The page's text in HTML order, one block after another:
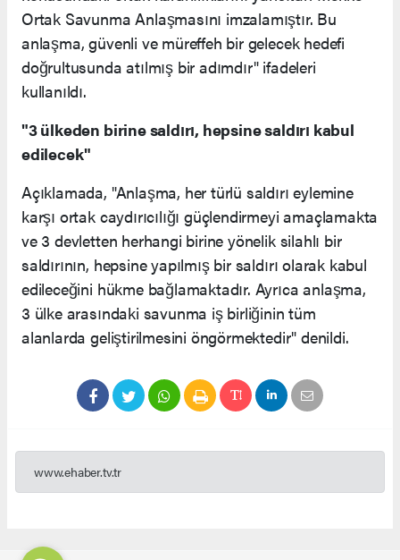
Ortak Savunma Anlaşmasını imzalamıştır. Bu
anlaşma, güvenli ve müreffeh bir gelecek hedefi
doğrultusunda atılmış bir adımdır" ifadeleri
kullanıldı.
"3 ülkeden birine saldırı, hepsine saldırı kabul
edilecek"
Açıklamada, "Anlaşma, her türlü saldırı eylemine
karşı ortak caydırıcılığı güçlendirmeyi amaçlamakta
ve 3 devletten herhangi birine yönelik silahlı bir
saldırının, hepsine yapılmış bir saldırı olarak kabul
edileceğini hükme bağlamaktadır. Ayrıca anlaşma,
3 ülke arasındaki savunma iş birliğinin tüm
alanlarda geliştirilmesini öngörmektedir" denildi.
www.ehaber.tv.tr